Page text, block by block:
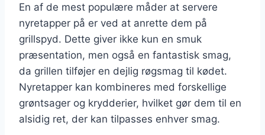
En af de mest populære måder at servere
nyretapper på er ved at anrette dem på
grillspyd. Dette giver ikke kun en smuk
præsentation, men også en fantastisk smag,
da grillen tilføjer en dejlig røgsmag til kødet.
Nyretapper kan kombineres med forskellige
grøntsager og krydderier, hvilket gør dem til en
alsidig ret, der kan tilpasses enhver smag.